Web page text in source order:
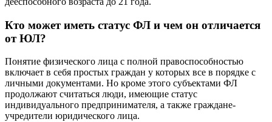
Кто может иметь статус ФЛ и чем он отличается
от ЮЛ?
Понятие физического лица с полной правоспособностью
включает в себя простых граждан у которых все в порядке с
личными документами. Но кроме этого субъектами ФЛ
продолжают считаться люди, имеющие статус
индивидуального предпринимателя, а также граждане-
учредители юридического лица.